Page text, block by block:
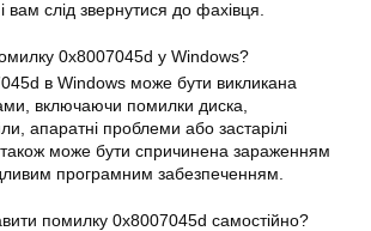
вам слід звернутися до фахівця.
0x8007045d у Windows?
в Windows може бути викликана
включаючи помилки диска,
апаратні проблеми або застарілі
може бути спричинена зараженням
програмним забезпеченням.
помилку 0x8007045d самостійно?